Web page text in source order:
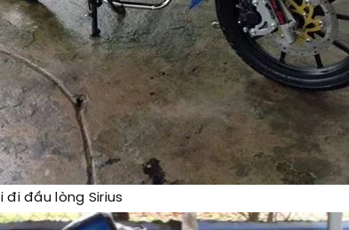
đi đầu lòng Sirius